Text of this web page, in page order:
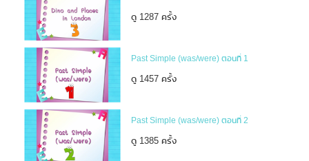
ดู 1287 ครั้ง
Past Simple (was/were) ตอนที่ 1
ดู 1457 ครั้ง
Past Simple (was/were) ตอนที่ 2
ดู 1385 ครั้ง